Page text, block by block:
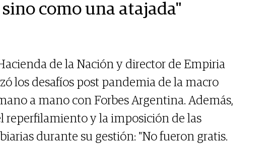
como una atajada"
de la Nación y director de Empiria
los desafíos post pandemia de la macro
a mano con Forbes Argentina. Además,
reperfilamiento y la imposición de las
durante su gestión: "No fueron gratis.